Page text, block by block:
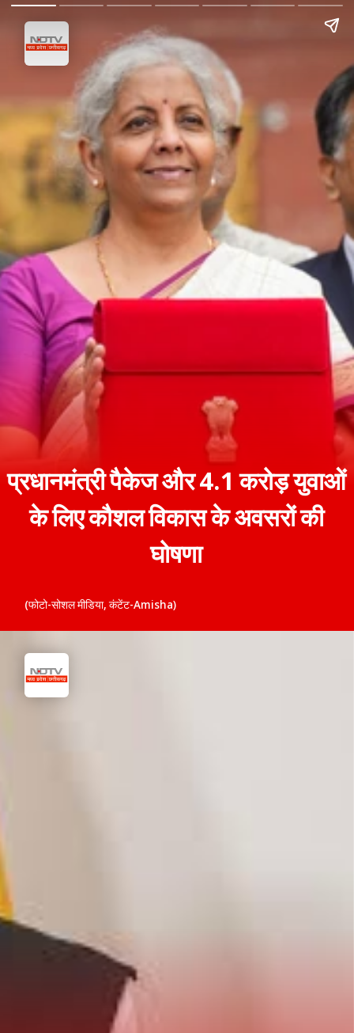
(फोटो-सोशल मीडिया, कंटेंट-Amisha)
प्रधानमंत्री पैकेज और 4.1 करोड़ युवाओं
के लिए कौशल विकास के अवसरों की
घोषणा